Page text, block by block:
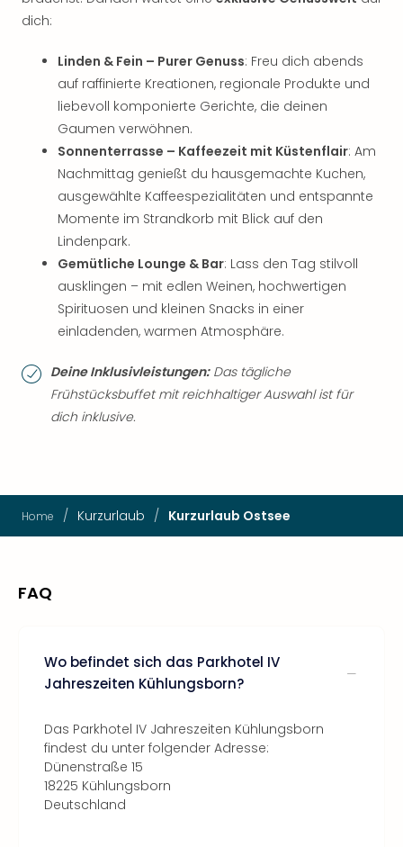
dich:
Linden & Fein – Purer Genuss: Freu dich abends
auf raffinierte Kreationen, regionale Produkte und
liebevoll komponierte Gerichte, die deinen
Gaumen verwöhnen.
Sonnenterrasse – Kaffeezeit mit Küstenflair: Am
Nachmittag genießt du hausgemachte Kuchen,
ausgewählte Kaffeespezialitäten und entspannte
Momente im Strandkorb mit Blick auf den
Lindenpark.
Gemütliche Lounge & Bar: Lass den Tag stilvoll
ausklingen – mit edlen Weinen, hochwertigen
Spirituosen und kleinen Snacks in einer
einladenden, warmen Atmosphäre.
Deine Inklusivleistungen:Das tägliche
Frühstücksbuffet mit reichhaltiger Auswahl ist für
dich inklusive.
Home / Kurzurlaub / Kurzurlaub Ostsee
FAQ
Wo befindet sich das Parkhotel IV
Jahreszeiten Kühlungsborn?
Das Parkhotel IV Jahreszeiten Kühlungsborn
findest du unter folgender Adresse:
Dünenstraße 15
18225 Kühlungsborn
Deutschland